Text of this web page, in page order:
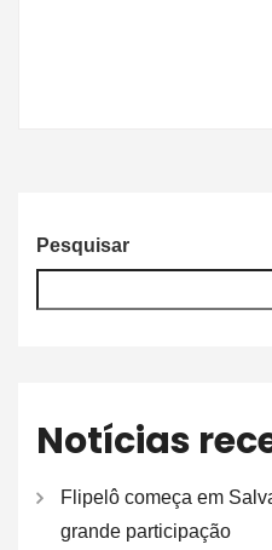
Pesquisar
Notícias
Flipelô começa em
grande participação